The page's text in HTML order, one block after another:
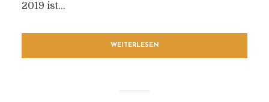
2019 ist...
WEITERLESEN